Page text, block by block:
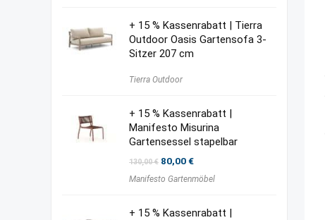
+ 15 % Kassenrabatt | Tierra
Outdoor Oasis Gartensofa 3-
Sitzer 207 cm
Tierra Outdoor
+ 15 % Kassenrabatt |
Manifesto Misurina
Gartensessel stapelbar
130,00€ Ursprünglicher
war:
80,00€Aktueller
ist:
Manifesto Gartenmöbel
+ 15 % Kassenrabatt |